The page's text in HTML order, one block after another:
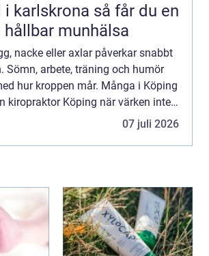
så får du en
munhälsa
nacke eller axlar påverkar snabbt
Sömn, arbete, träning och humör
hur kroppen mår. Många i Köping
kiropraktor Köping när värken inte
av sig själv, eller när
07 juli 2026